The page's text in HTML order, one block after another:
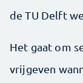
de TU Delft
Het gaat om
vrijgeven